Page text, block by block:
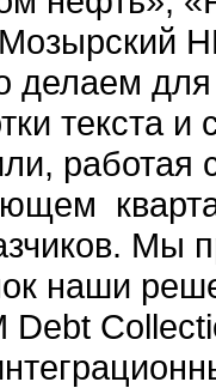
делаем
текста
работая
Мы
наши
Debt